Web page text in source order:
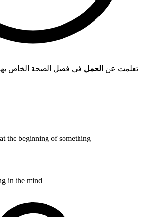
تعلمت عن الحمل في فصل الصحة الخاص
the beginning of something
in the mind